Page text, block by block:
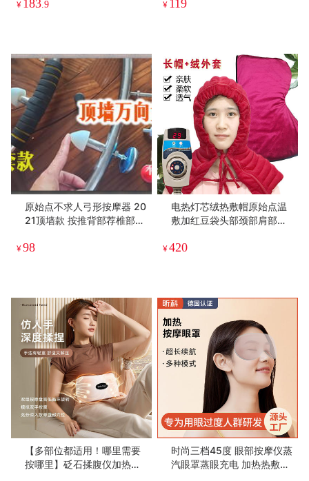
礼礼物
¥ 183 .9 部荐椎部头颈部 自助工具
¥ 119
原始点不求人弓形按摩器 20
21顶墙款 按推背部荐椎部头
¥98
电热灯芯绒热敷帽原始点温
敷加红豆袋头部颈部肩部全
¥420
【多部位都适用！哪里需要
按哪里】砭石揉腹仪加热腹
时尚三档45度 眼部按摩仪蒸
汽眼罩蒸眼充电 加热热敷护